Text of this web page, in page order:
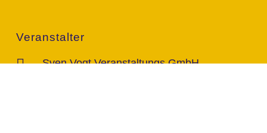
Veranstalter
Sven Vogt Veranstaltungs GmbH